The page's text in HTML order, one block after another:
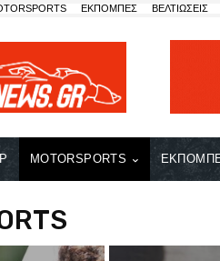
ΕΚΠΟΜΠΕΣ ΒΕΛΤΙΩΣΕΙΣ
MOTORSPORTS